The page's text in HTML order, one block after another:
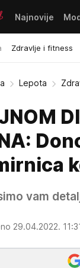
Najnovije
Zdravlje i fitness
Lepota
vam
29.04.2022.